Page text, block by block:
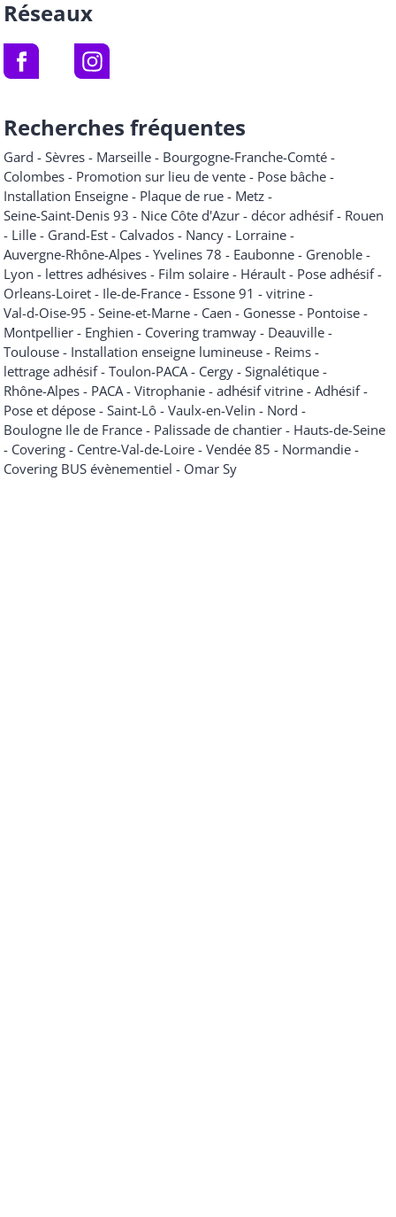
Réseaux
Recherches fréquentes
Gard - Sèvres - Marseille - Bourgogne-Franche-Comté -
Colombes - Promotion sur lieu de vente - Pose bâche -
Installation Enseigne - Plaque de rue - Metz -
Seine-Saint-Denis 93 - Nice Côte d'Azur - décor adhésif - Rouen
- Lille - Grand-Est - Calvados - Nancy - Lorraine -
Auvergne-Rhône-Alpes - Yvelines 78 - Eaubonne - Grenoble -
Lyon - lettres adhésives - Film solaire - Hérault - Pose adhésif -
Orleans-Loiret - Ile-de-France - Essone 91 - vitrine -
Val-d-Oise-95 - Seine-et-Marne - Caen - Gonesse - Pontoise -
Montpellier - Enghien - Covering tramway - Deauville -
Toulouse - Installation enseigne lumineuse - Reims -
lettrage adhésif - Toulon-PACA - Cergy - Signalétique -
Rhône-Alpes - PACA - Vitrophanie - adhésif vitrine - Adhésif -
Pose et dépose - Saint-Lô - Vaulx-en-Velin - Nord -
Boulogne Ile de France - Palissade de chantier - Hauts-de-Seine
- Covering - Centre-Val-de-Loire - Vendée 85 - Normandie -
Covering BUS évènementiel - Omar Sy